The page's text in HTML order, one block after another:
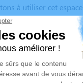
à utiliser cet
partager des
vos pensées à
textes. Cet endroit est
à honorer la